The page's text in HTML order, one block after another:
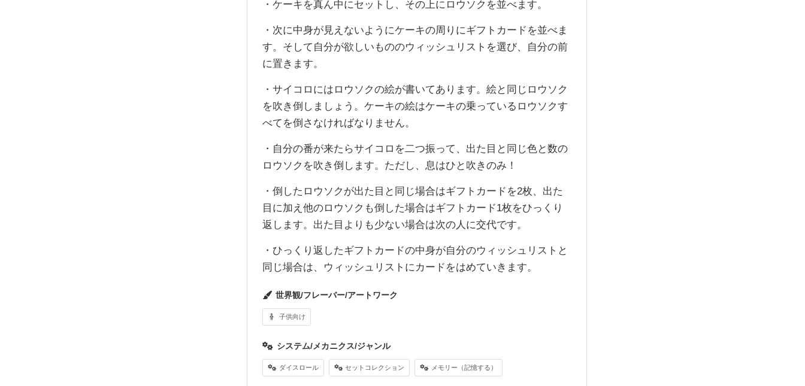
・ケーキを真ん中にセットし、その上にロウソクを並べます。
・次に中身が見えないようにケーキの周りにギフトカードを並べま
す。そして自分が欲しいもののウィッシュリストを選び、自分の前
に置きます。
・サイコロにはロウソクの絵が書いてあります。絵と同じロウソク
を吹き倒しましょう。ケーキの絵はケーキの乗っているロウソクす
べてを倒さなければなりません。
・自分の番が来たらサイコロを二つ振って、出た目と同じ色と数の
ロウソクを吹き倒します。ただし、息はひと吹きのみ！
・倒したロウソクが出た目と同じ場合はギフトカードを2枚、出た
目に加え他のロウソクも倒した場合はギフトカード1枚をひっくり
返します。出た目よりも少ない場合は次の人に交代です。
・ひっくり返したギフトカードの中身が自分のウィッシュリストと
同じ場合は、ウィッシュリストにカードをはめていきます。
世界観/フレーバー/アートワーク
子供向け
システム/メカニクス/ジャンル
ダイスロール セットコレクション メモリー（記憶する）